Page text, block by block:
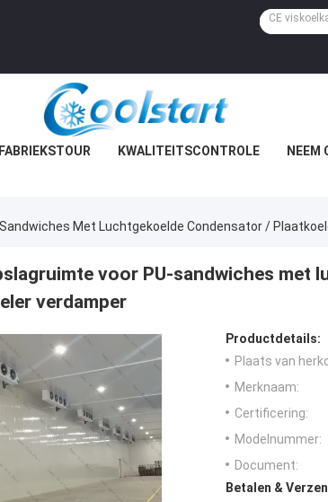
FABRIEKSTOUR KWALITEITSCONTROLE NEEM
Met Luchtgekoelde Condensator /
voor PU-sandwiches met
verdamper
Productdetails:
Plaats van
Merknaam:
Certificering:
Modelnummer:
Document:
Betalen &